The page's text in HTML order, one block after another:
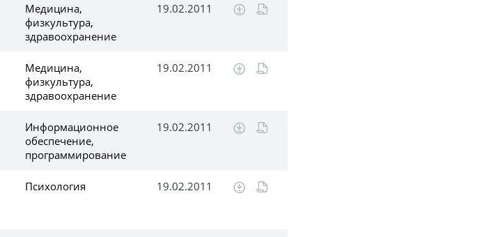
Медицина,
физкультура,
здравоохранение
19.02.2011
Медицина,
физкультура,
здравоохранение
19.02.2011
Информационное
обеспечение,
программирование
19.02.2011
Психология 19.02.2011